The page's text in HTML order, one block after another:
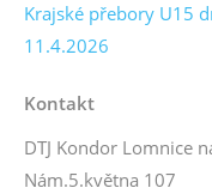
Krajské přebory U15
11.4.2026
Kontakt
DTJ Kondor Lomnice
Nám.5.května 107